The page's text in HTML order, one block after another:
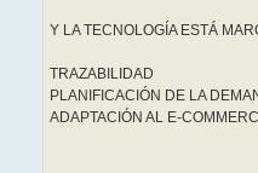
Y LA TECNOLOGÍA ESTÁ
TRAZABILIDAD
PLANIFICACIÓN DE LA
ADAPTACIÓN AL E-